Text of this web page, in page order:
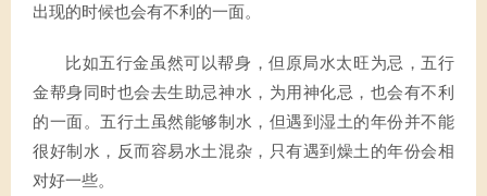
出现的时候也会有不利的一面。
比如五行金虽然可以帮身，但原局水太旺为忌，五行
金帮身同时也会去生助忌神水，为用神化忌，也会有不利
的一面。五行土虽然能够制水，但遇到湿土的年份并不能
很好制水，反而容易水土混杂，只有遇到燥土的年份会相
对好一些。